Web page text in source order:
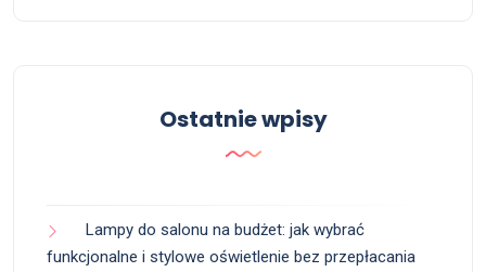
Ostatnie wpisy
Lampy do salonu na budżet: jak wybrać
funkcjonalne i stylowe oświetlenie bez przepłacania